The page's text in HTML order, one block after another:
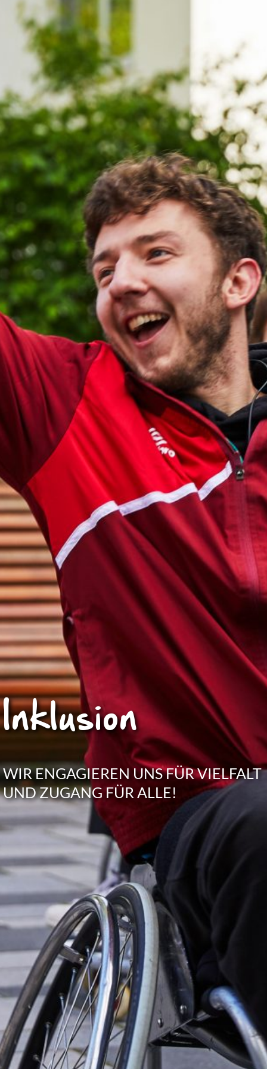
Inklu­sion
WIR ENGA­GIE­REN UNS FÜR VIEL­FALT
UND ZUGANG FÜR ALLE!